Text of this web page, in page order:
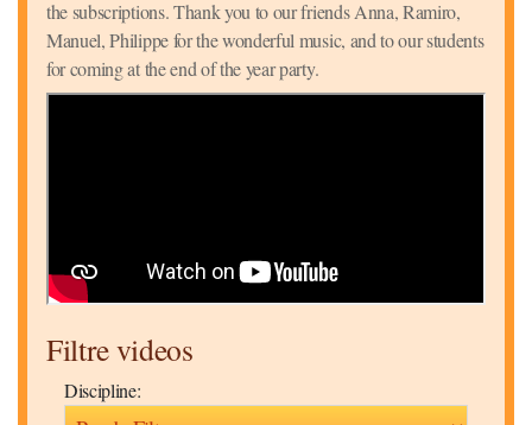
the subscriptions. Thank you to our friends Anna, Ramiro,
Manuel, Philippe for the wonderful music, and to our students
for coming at the end of the year party.
Filtre videos
Discipline: